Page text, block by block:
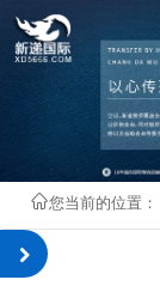
您当前的位置：